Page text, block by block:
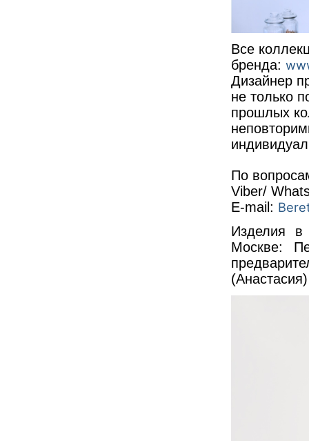
Все
бренда:
Дизайнер
не только
прошлых
По
Viber/
Е-mail:
Изделия
Москве:
(Анастасия)